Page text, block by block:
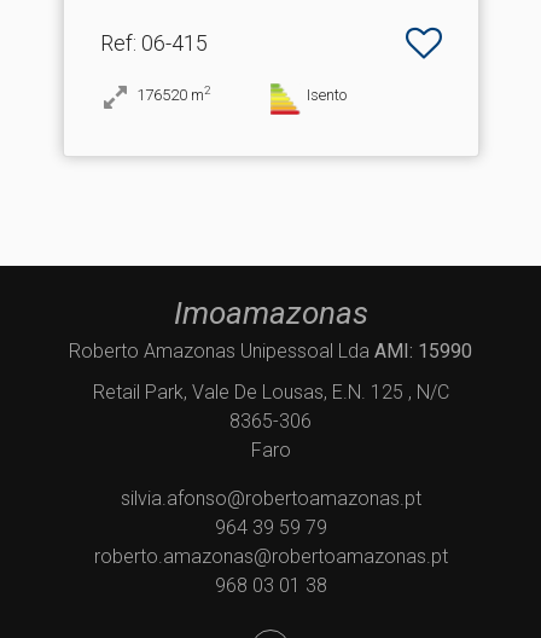
Ref: 06-415
176520 m2 Isento
Imoamazonas
Roberto Amazonas Unipessoal Lda AMI: 15990
Retail Park, Vale De Lousas, E.N. 125 , N/C
8365-306
Faro
silvia.afonso@robertoamazonas.pt
964 39 59 79
roberto.amazonas@robertoamazonas.pt
968 03 01 38